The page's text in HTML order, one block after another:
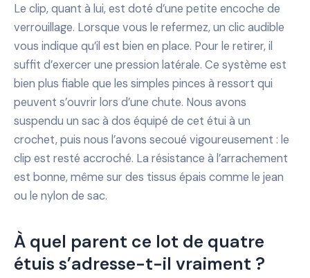
Le clip, quant à lui, est doté d’une petite encoche de
verrouillage. Lorsque vous le refermez, un clic audible
vous indique qu’il est bien en place. Pour le retirer, il
suffit d’exercer une pression latérale. Ce système est
bien plus fiable que les simples pinces à ressort qui
peuvent s’ouvrir lors d’une chute. Nous avons
suspendu un sac à dos équipé de cet étui à un
crochet, puis nous l’avons secoué vigoureusement : le
clip est resté accroché. La résistance à l’arrachement
est bonne, même sur des tissus épais comme le jean
ou le nylon de sac.
À quel parent ce lot de quatre
étuis s’adresse-t-il vraiment ?